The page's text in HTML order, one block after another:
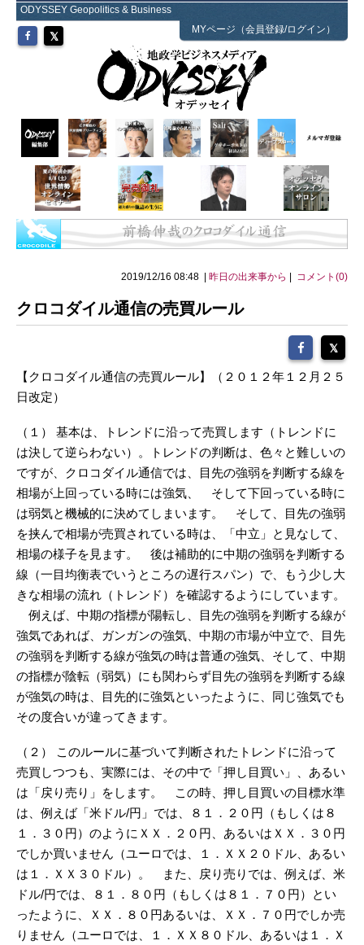
ODYSSEY Geopolitics & Business
MYページ（会員登録/ログイン）
2019/12/16 08:48 | 昨日の出来事から コメント(0)
クロコダイル通信の売買ルール
【クロコダイル通信の売買ルール】（２０１２年１２月２５
日改定）
（１） 基本は、トレンドに沿って売買します（トレンドに
は決して逆らわない）。トレンドの判断は、色々と難しいの
ですが、クロコダイル通信では、目先の強弱を判断する線を
相場が上回っている時には強気、 そして下回っている時に
は弱気と機械的に決めてしまいます。 そして、目先の強弱
を挟んで相場が売買されている時は、「中立」と見なして、
相場の様子を見ます。 後は補助的に中期の強弱を判断する
線（一目均衡表でいうところの遅行スパン）で、もう少し大
きな相場の流れ（トレンド）を確認するようにしています。
例えば、中期の指標が陽転し、目先の強弱を判断する線が
強気であれば、ガンガンの強気、中期の市場が中立で、目先
の強弱を判断する線が強気の時は普通の強気、そして、中期
の指標が陰転（弱気）にも関わらず目先の強弱を判断する線
が強気の時は、目先的に強気といったように、同じ強気でも
その度合いが違ってきます。
（２） このルールに基づいて判断されたトレンドに沿って
売買しつつも、実際には、その中で「押し目買い」、あるい
は「戻り売り」をします。 この時、押し目買いの目標水準
は、例えば「米ドル/円」では、８１．２０円（もしくは８
１．３０円）のようにＸＸ．２０円、あるいはＸＸ．３０円
でしか買いません（ユーロでは、１．ＸＸ２０ドル、あるい
は１．ＸＸ３０ドル）。 また、戻り売りでは、例えば、米
ドル/円では、８１．８０円（もしくは８１．７０円）とい
ったように、ＸＸ．８０円あるいは、ＸＸ．７０円でしか売
りません（ユーロでは、１．ＸＸ８０ドル、あるいは１．Ｘ